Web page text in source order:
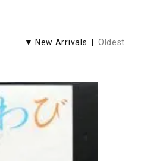
▼ New Arrivals | Oldest